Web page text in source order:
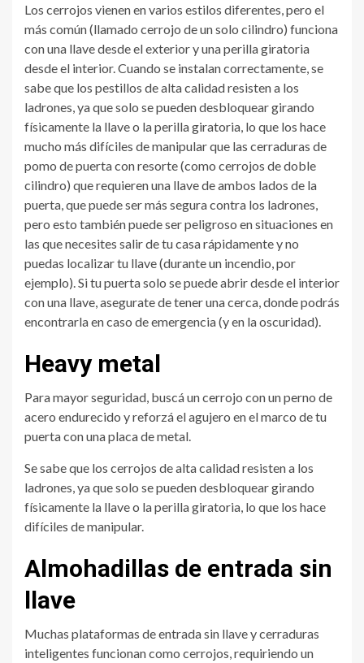
Los cerrojos vienen en varios estilos diferentes, pero el
más común (llamado cerrojo de un solo cilindro) funciona
con una llave desde el exterior y una perilla giratoria
desde el interior. Cuando se instalan correctamente, se
sabe que los pestillos de alta calidad resisten a los
ladrones, ya que solo se pueden desbloquear girando
físicamente la llave o la perilla giratoria, lo que los hace
mucho más difíciles de manipular que las cerraduras de
pomo de puerta con resorte (como cerrojos de doble
cilindro) que requieren una llave de ambos lados de la
puerta, que puede ser más segura contra los ladrones,
pero esto también puede ser peligroso en situaciones en
las que necesites salir de tu casa rápidamente y no
puedas localizar tu llave (durante un incendio, por
ejemplo). Si tu puerta solo se puede abrir desde el interior
con una llave, asegurate de tener una cerca, donde podrás
encontrarla en caso de emergencia (y en la oscuridad).
Heavy metal
Para mayor seguridad, buscá un cerrojo con un perno de
acero endurecido y reforzá el agujero en el marco de tu
puerta con una placa de metal.
Se sabe que los cerrojos de alta calidad resisten a los
ladrones, ya que solo se pueden desbloquear girando
físicamente la llave o la perilla giratoria, lo que los hace
difíciles de manipular.
Almohadillas de entrada sin
llave
Muchas plataformas de entrada sin llave y cerraduras
inteligentes funcionan como cerrojos, requiriendo un